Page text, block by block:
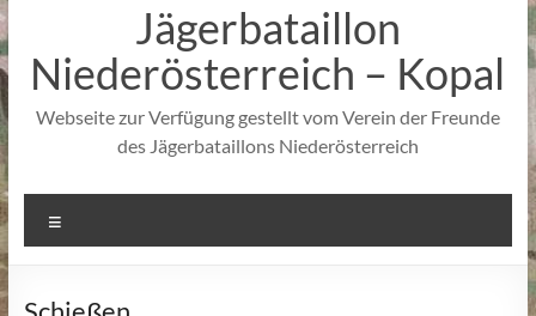
Jägerbataillon
Niederösterreich – Kopal
Webseite zur Verfügung gestellt vom Verein der Freunde
des Jägerbataillons Niederösterreich